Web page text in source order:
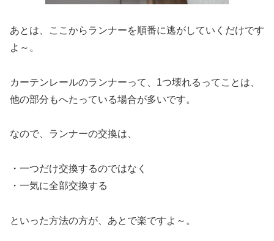
あとは、ここからランナーを順番に逃がしていくだけです
よ～。
カーテンレールのランナーって、1つ壊れるってことは、
他の部分もへたっている場合が多いです。
なので、ランナーの交換は、
・一つだけ交換するのではなく
・一気に全部交換する
といった方法の方が、あとで楽ですよ～。